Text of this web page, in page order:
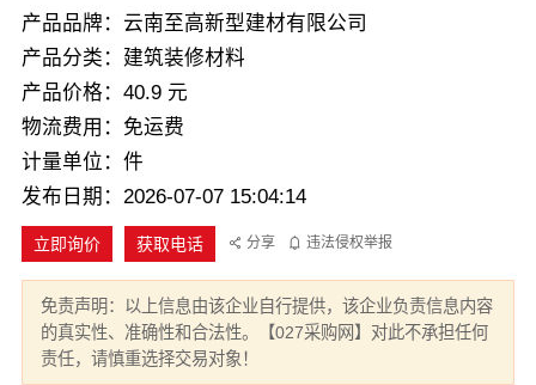
产品品牌：云南至高新型建材有限公司
产品分类：建筑装修材料
产品价格：40.9 元
物流费用：免运费
计量单位：件
发布日期：2026-07-07 15:04:14
立即询价 获取电话 分享 违法侵权举报
免责声明：以上信息由该企业自行提供，该企业负责信息内容
的真实性、准确性和合法性。【027采购网】对此不承担任何
责任，请慎重选择交易对象！